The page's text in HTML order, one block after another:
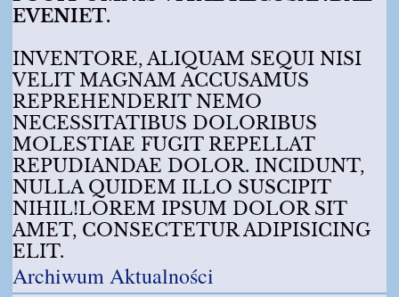
EVENIET.
INVENTORE, ALIQUAM SEQUI NISI
VELIT MAGNAM ACCUSAMUS
REPREHENDERIT NEMO
NECESSITATIBUS DOLORIBUS
MOLESTIAE FUGIT REPELLAT
REPUDIANDAE DOLOR. INCIDUNT,
NULLA QUIDEM ILLO SUSCIPIT
NIHIL!LOREM IPSUM DOLOR SIT
AMET, CONSECTETUR ADIPISICING
ELIT.
Archiwum Aktualności